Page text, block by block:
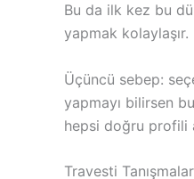
Bu da ilk kez bu
yapmak kolaylaşır.
Üçüncü sebep:
yapmayı bilirsen
hepsi doğru profili
Travesti